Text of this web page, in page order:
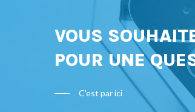
VOUS
POUR UNE
C'est par ici